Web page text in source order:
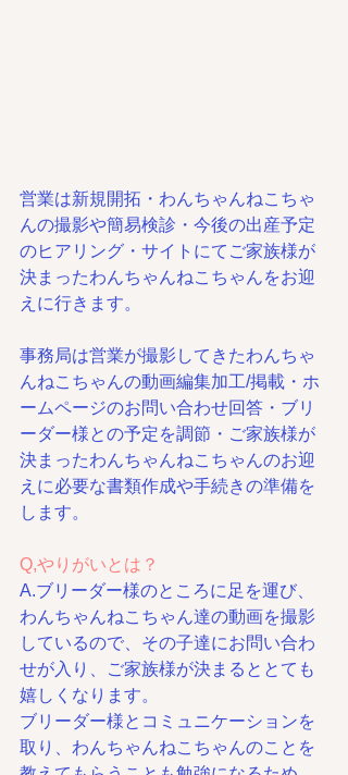
営業は新規開拓・わんちゃんねこちゃ
んの撮影や簡易検診・今後の出産予定
のヒアリング・サイトにてご家族様が
決まったわんちゃんねこちゃんをお迎
えに行きます。
事務局は営業が撮影してきたわんちゃ
んねこちゃんの動画編集加工/掲載・ホ
ームページのお問い合わせ回答・ブリ
ーダー様との予定を調節・ご家族様が
決まったわんちゃんねこちゃんのお迎
えに必要な書類作成や手続きの準備を
します。
Q,やりがいとは？
A.ブリーダー様のところに足を運び、
わんちゃんねこちゃん達の動画を撮影
しているので、その子達にお問い合わ
せが入り、ご家族様が決まるととても
嬉しくなります。
ブリーダー様とコミュニケーションを
取り、わんちゃんねこちゃんのことを